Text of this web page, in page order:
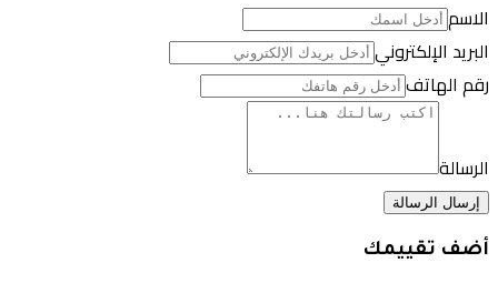
الاسم
البريد الإلكتروني
رقم الهاتف
الرسالة
إرسال الرسالة
أضف تقييمك